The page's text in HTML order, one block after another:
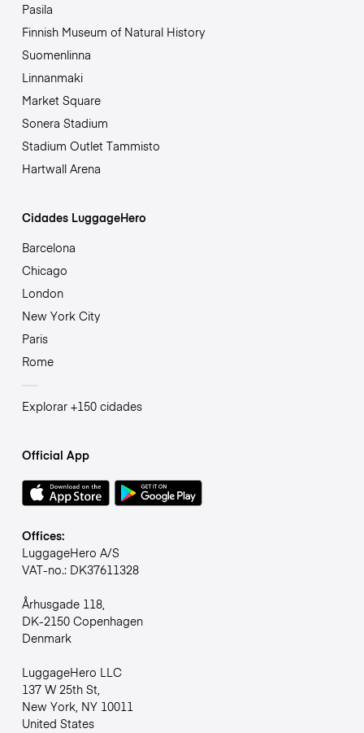
Pasila
Finnish Museum of Natural History
Suomenlinna
Linnanmaki
Market Square
Sonera Stadium
Stadium Outlet Tammisto
Hartwall Arena
Cidades LuggageHero
Barcelona
Chicago
London
New York City
Paris
Rome
Explorar +150 cidades
Official App
Offices:
LuggageHero A/S
VAT-no.: DK37611328
Århusgade 118,
DK-2150 Copenhagen
Denmark
LuggageHero LLC
137 W 25th St,
New York, NY 10011
United States